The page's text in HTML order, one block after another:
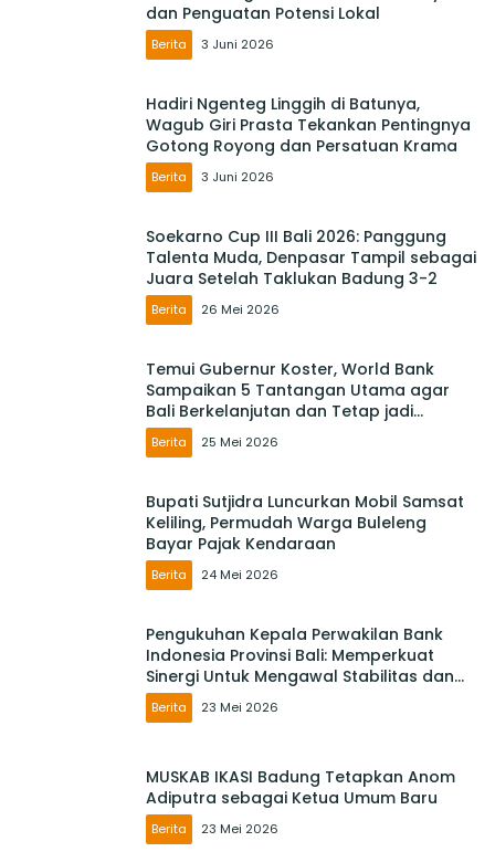
dan Penguatan Potensi Lokal
Berita 3 Juni 2026
Hadiri Ngenteg Linggih di Batunya,
Wagub Giri Prasta Tekankan Pentingnya
Gotong Royong dan Persatuan Krama
Berita 3 Juni 2026
Soekarno Cup III Bali 2026: Panggung
Talenta Muda, Denpasar Tampil sebagai
Juara Setelah Taklukan Badung 3-2
Berita 26 Mei 2026
Temui Gubernur Koster, World Bank
Sampaikan 5 Tantangan Utama agar
Bali Berkelanjutan dan Tetap jadi
Primadona
Berita 25 Mei 2026
Bupati Sutjidra Luncurkan Mobil Samsat
Keliling, Permudah Warga Buleleng
Bayar Pajak Kendaraan
Berita 24 Mei 2026
Pengukuhan Kepala Perwakilan Bank
Indonesia Provinsi Bali: Memperkuat
Sinergi Untuk Mengawal Stabilitas dan
Mendorong Pertumbuhan Ekonomi Bali
Berita 23 Mei 2026
MUSKAB IKASI Badung Tetapkan Anom
Adiputra sebagai Ketua Umum Baru
Berita 23 Mei 2026